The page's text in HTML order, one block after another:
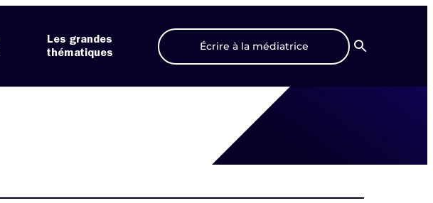
Les grandes
thématiques
Écrire à la médiatrice
Recherche